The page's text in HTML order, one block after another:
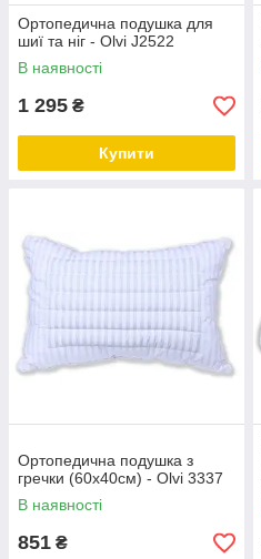
Ортопедична подушка для
шиї та ніг - Olvi J2522
В наявності
1 295 ₴
Купити
Ортопедична подушка з
гречки (60х40см) - Olvi 3337
В наявності
851 ₴